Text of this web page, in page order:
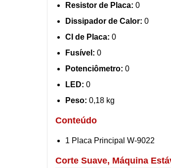
Resistor de Placa: 0
Dissipador de Calor: 0
CI de Placa: 0
Fusível: 0
Potenciômetro: 0
LED: 0
Peso: 0,18 kg
Conteúdo
1 Placa Principal W-9022
Corte Suave, Máquina